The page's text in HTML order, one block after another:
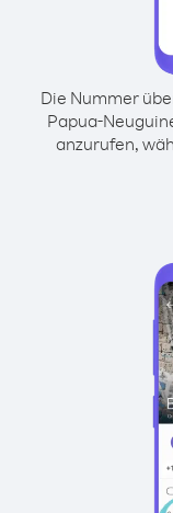
Die Nummer
Papua-
anzurufen,